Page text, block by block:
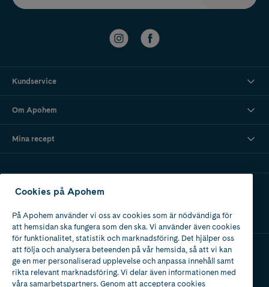
Kundservice
Om Apohem
Mina recept
Ladda ner vår app
Apotek med tillstånd
av Läkemedelsverket
Cookies på Apohem
På Apohem använder vi oss av cookies som är nödvändiga för
att hemsidan ska fungera som den ska. Vi använder även cookies
för funktionalitet, statistik och marknadsföring. Det hjälper oss
att följa och analysera beteenden på vår hemsida, så att vi kan
ge en mer personaliserad upplevelse och anpassa innehåll samt
rikta relevant marknadsföring. Vi delar även informationen med
våra samarbetspartners. Genom att acceptera cookies